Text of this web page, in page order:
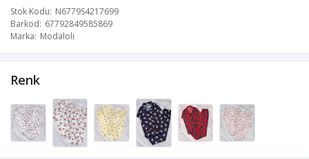
Stok Kodu N6779S4217699
Barkod 67792849585869
Marka Modaloli
Renk